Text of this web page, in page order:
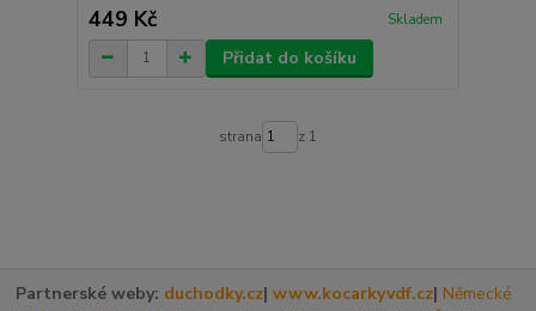
449 Kč Skladem
Přidat do košíku
strana z 1
Partnerské weby: duchodky.cz|www.kocarkyvdf.cz| Německé